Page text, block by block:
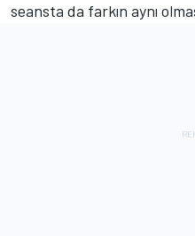
seansta da farkın aynı